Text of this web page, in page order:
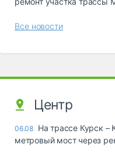
Все новости
Центр
06.08 На трассе Курск –
метровый мост через